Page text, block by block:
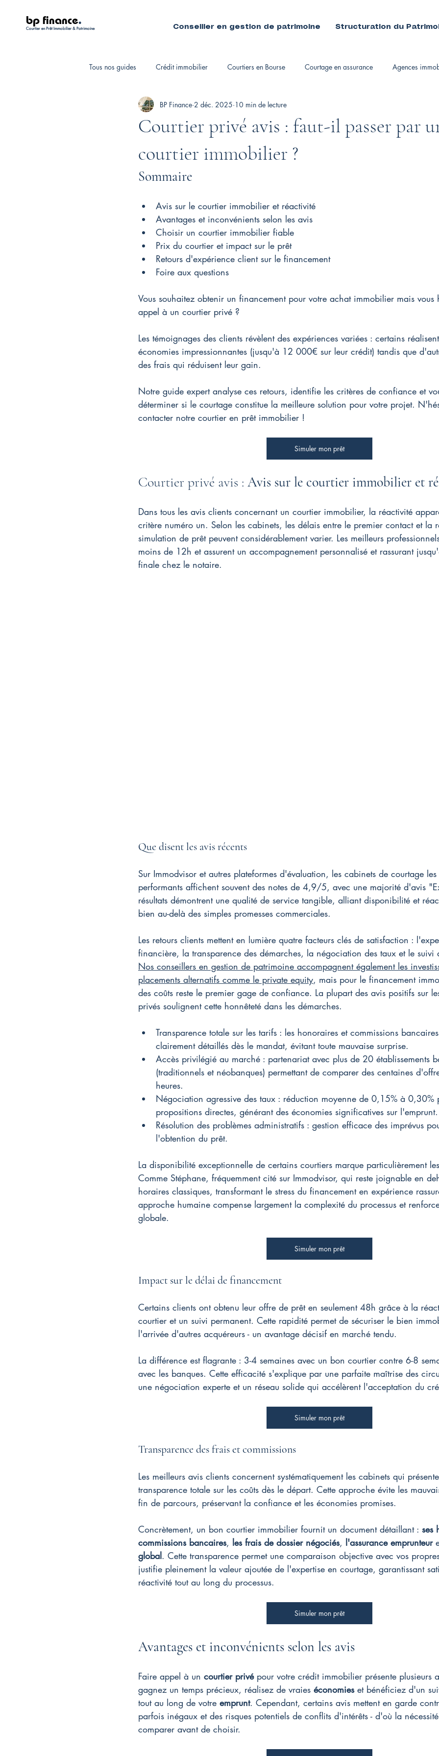
bp finance.
Courtier en Prêt Immobilier & Patrimoine Conseiller en gestion de patrimoine Structuration du
Tous nos guides Crédit immobilier Courtiers en Bourse Courtage en assurance Agences
Fiscalité personnelle Courtiers immobiliers
Courtier privé avis : faut-il passer par
courtier immobilier ?
BP Finance 2 déc. 2025 10 min de lecture
Sommaire
Avis sur le courtier immobilier et réactivité
Avantages et inconvénients selon les avis
Choisir un courtier immobilier fiable
Prix du courtier et impact sur le prêt
Retours d'expérience client sur le financement
Foire aux questions
Vous souhaitez obtenir un financement pour votre achat immobilier mais
appel à un courtier privé ?
Les témoignages des clients révèlent des expériences variées : certains
économies impressionnantes (jusqu'à 12 000€ sur leur crédit) tandis que
des frais qui réduisent leur gain.
Notre guide expert analyse ces retours, identifie les critères de confiance et
déterminer si le courtage constitue la meilleure solution pour votre projet.
contacter notre courtier en prêt immobilier !
Simuler mon prêt
Courtier privé avis : Avis sur le courtier immobilier et
Dans tous les avis clients concernant un courtier immobilier, la réactivité
critère numéro un. Selon les cabinets, les délais entre le premier contact et
simulation de prêt peuvent considérablement varier. Les meilleurs
moins de 12h et assurent un accompagnement personnalisé et rassurant
finale chez le notaire.
Que disent les avis récents
Sur Immodvisor et autres plateformes d'évaluation, les cabinets de courtage
performants affichent souvent des notes de 4,9/5, avec une majorité d'avis
résultats démontrent une qualité de service tangible, alliant disponibilité et
bien au-delà des simples promesses commerciales.
Les retours clients mettent en lumière quatre facteurs clés de satisfaction :
financière, la transparence des démarches, la négociation des taux et le
Nos conseillers en gestion de patrimoine accompagnent également les
placements alternatifs comme le private equity, mais pour le financement
des coûts reste le premier gage de confiance. La plupart des avis positifs sur
privés soulignent cette honnêteté dans les démarches.
Transparence totale sur les tarifs : les honoraires et commissions
clairement détaillés dès le mandat, évitant toute mauvaise surprise.
Accès privilégié au marché : partenariat avec plus de 20 établissements
(traditionnels et néobanques) permettant de comparer des centaines
heures.
Négociation agressive des taux : réduction moyenne de 0,15% à
propositions directes, générant des économies significatives sur l'emprunt.
Résolution des problèmes administratifs : gestion efficace des imprévus
l'obtention du prêt.
La disponibilité exceptionnelle de certains courtiers marque particulièrement
Comme Stéphane, fréquemment cité sur Immodvisor, qui reste joignable en
horaires classiques, transformant le stress du financement en expérience
approche humaine compense largement la complexité du processus et
globale.
Simuler mon prêt
Impact sur le délai de financement
Certains clients ont obtenu leur offre de prêt en seulement 48h grâce à la
courtier et un suivi permanent. Cette rapidité permet de sécuriser le bien
l'arrivée d'autres acquéreurs - un avantage décisif en marché tendu.
La différence est flagrante : 3-4 semaines avec un bon courtier contre 6-8
avec les banques. Cette efficacité s'explique par une parfaite maîtrise des
une négociation experte et un réseau solide qui accélèrent l'acceptation du
Simuler mon prêt
Transparence des frais et commissions
Les meilleurs avis clients concernent systématiquement les cabinets qui
transparence totale sur les coûts dès le départ. Cette approche évite les
fin de parcours, préservant la confiance et les économies promises.
Concrètement, un bon courtier immobilier fournit un document détaillant : ses
commissions bancaires, les frais de dossier négociés, l'assurance emprunteur
global. Cette transparence permet une comparaison objective avec vos
justifie pleinement la valeur ajoutée de l'expertise en courtage, garantissant
réactivité tout au long du processus.
Simuler mon prêt
Avantages et inconvénients selon les avis
Faire appel à un courtier privé pour votre crédit immobilier présente plusieurs
gagnez un temps précieux, réalisez de vraies économies et bénéficiez d'un
tout au long de votre emprunt. Cependant, certains avis mettent en garde
parfois inégaux et des risques potentiels de conflits d'intérêts - d'où la
comparer avant de choisir.